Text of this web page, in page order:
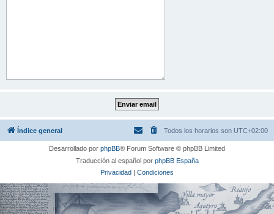
Índice general Todos los horarios son UTC+02:00
Desarrollado por phpBB® Forum Software © phpBB Limited
Traducción al español por phpBB España
Privacidad | Condiciones